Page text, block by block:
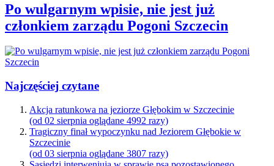
Po wulgarnym wpisie, nie jest już
członkiem zarządu Pogoni Szczecin
Najczęściej czytane
Akcja ratunkowa na jeziorze Głębokim w Szczecinie
(od 02 sierpnia oglądane 4992 razy)
Tragiczny finał wypoczynku nad Jeziorem Głębokie w
Szczecinie
(od 03 sierpnia oglądane 3807 razy)